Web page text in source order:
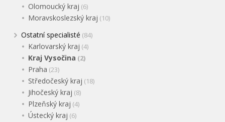
Olomoucký kraj (6)
Moravskoslezský kraj (10)
Ostatní specialisté (84)
Karlovarský kraj (4)
Kraj Vysočina (2)
Praha (23)
Středočeský kraj (18)
Jihočeský kraj (8)
Plzeňský kraj (4)
Ústecký kraj (6)